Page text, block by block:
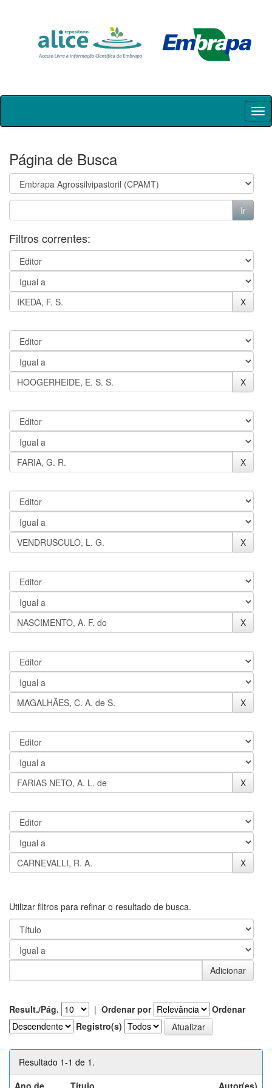
Skip
Página de Busca
Filtros correntes:
Utilizar filtros para refinar o resultado de busca.
Result./Pág. | Ordenar por
Ordenar
Registro(s)
Resultado 1-1 de 1.
Ano de
Título Autor(es)